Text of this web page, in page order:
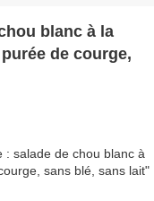
blanc à la
de courge,